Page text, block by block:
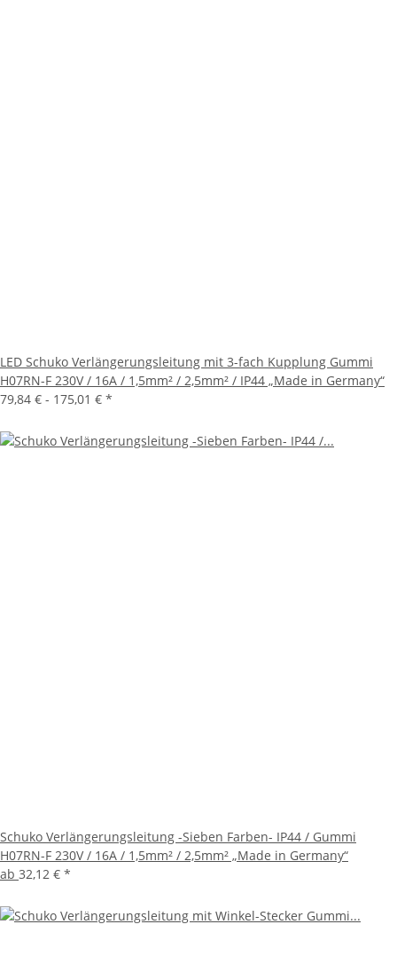
LED Schuko Verlängerungsleitung mit 3-fach Kupplung Gummi
H07RN-F 230V / 16A / 1,5mm² / 2,5mm² / IP44 „Made in Germany“
79,84 € - 175,01 € *
Schuko Verlängerungsleitung -Sieben Farben- IP44 / Gummi
H07RN-F 230V / 16A / 1,5mm² / 2,5mm² „Made in Germany“
ab 32,12 € *